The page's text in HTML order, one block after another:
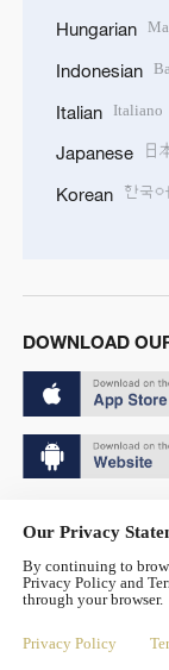
Hungarian
Indonesian
Italian Italiano
Japanese 日
Korean 한국어
DOWNLOAD
京公网安备
Disinformation report
Our Privacy
By continuing to
Privacy Policy and
through your browser.
Privacy Policy